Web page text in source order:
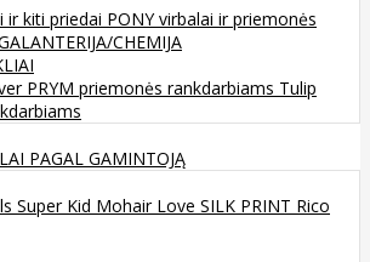
ir kiti priedai PONY virbalai ir priemonės
CHEMIJA
PRYM priemonės rankdarbiams Tulip
PAGAL GAMINTOJĄ
Super Kid Mohair Love SILK PRINT Rico